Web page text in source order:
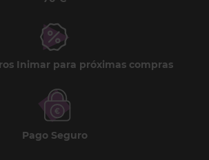
Inimar para próximas compras
Pago Seguro